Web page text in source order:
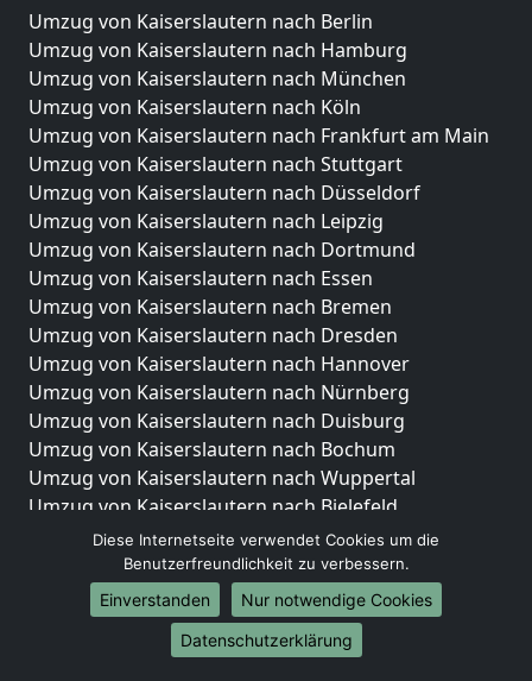
Umzug von Kaiserslautern nach Berlin
Umzug von Kaiserslautern nach Hamburg
Umzug von Kaiserslautern nach München
Umzug von Kaiserslautern nach Köln
Umzug von Kaiserslautern nach Frankfurt am Main
Umzug von Kaiserslautern nach Stuttgart
Umzug von Kaiserslautern nach Düsseldorf
Umzug von Kaiserslautern nach Leipzig
Umzug von Kaiserslautern nach Dortmund
Umzug von Kaiserslautern nach Essen
Umzug von Kaiserslautern nach Bremen
Umzug von Kaiserslautern nach Dresden
Umzug von Kaiserslautern nach Hannover
Umzug von Kaiserslautern nach Nürnberg
Umzug von Kaiserslautern nach Duisburg
Umzug von Kaiserslautern nach Bochum
Umzug von Kaiserslautern nach Wuppertal
Umzug von Kaiserslautern nach Bielefeld
Umzug von Kaiserslautern nach Bonn
Umzug von Kaiserslautern nach Münster
Internationale-Umzüge
Umzug von Kaiserslautern nach Brasilien
Diese Internetseite verwendet Cookies um die
Benutzerfreundlichkeit zu verbessern.
Einverstanden
Nur notwendige Cookies
Datenschutzerklärung